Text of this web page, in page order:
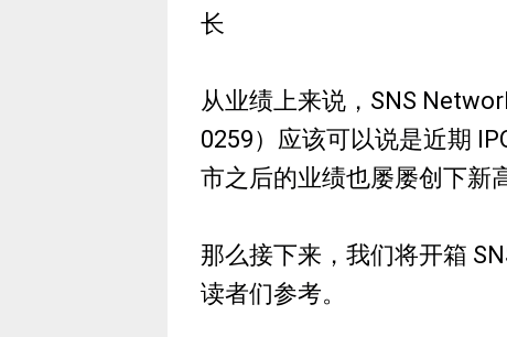
长
从业绩上来说，SNS
0259）应该可以说是近期
市之后的业绩也屡屡创下新
那么接下来，我们将开箱
读者们参考。